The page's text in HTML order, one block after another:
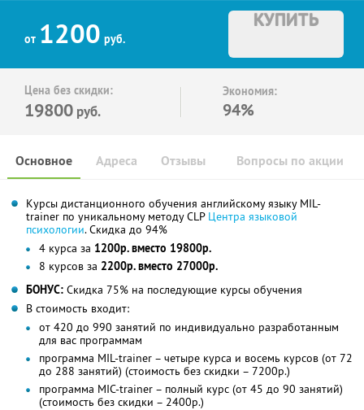
от 1200 руб.
КУПИТЬ
Цена без скидки:
19800 руб.
Экономия:
94%
Основное Отзывы Вопросы по акции
Адреса
Курсы дистанционного обучения английскому языку MIL-
trainer по уникальному методу CLP Центра языковой
психологии. Скидка до 94%
4 курса за 1200р. вместо 19800р.
8 курсов за 2200р. вместо 27000р.
БОНУС: Скидка 75% на последующие курсы обучения
В стоимость входит:
от 420 до 990 занятий по индивидуально разработанным
для вас программам
программа MIL-trainer – четыре курса и восемь курсов (от 72
до 288 занятий) (стоимость без скидки – 7200р.)
программа MIC-trainer – полный курс (от 45 до 90 занятий)
(стоимость без скидки – 2400р.)